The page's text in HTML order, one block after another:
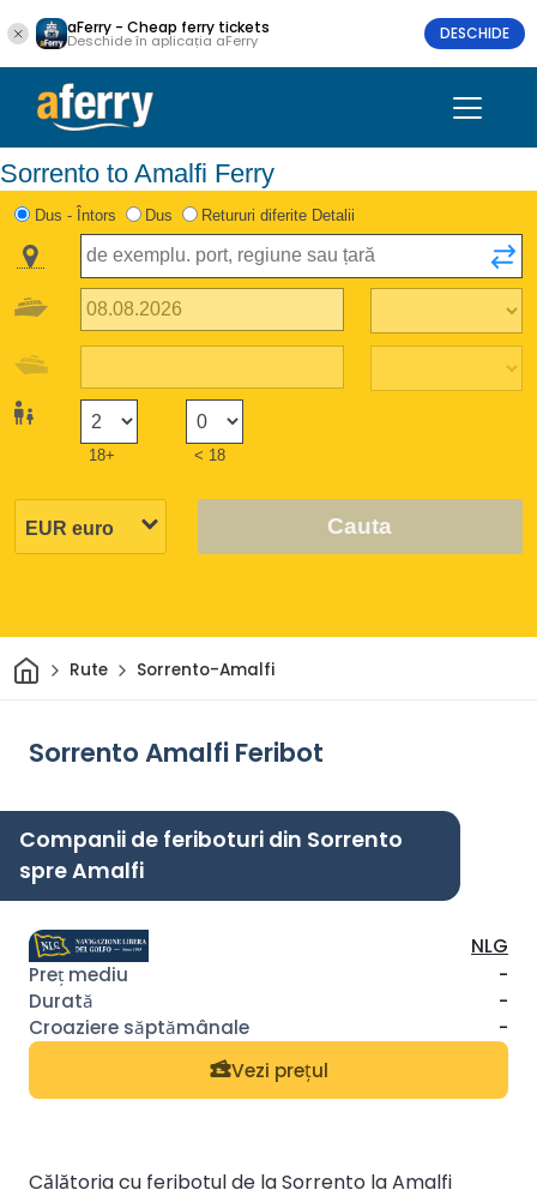
aFerry - Cheap ferry tickets
Deschide în aplicația aFerry DESCHIDE
Sorrento to Amalfi Ferry
Dus - Întors Dus Retururi diferite Detalii
18+ < 18
Cauta
AcasăRute Sorrento-Amalfi
Sorrento Amalfi Feribot
Companii de feriboturi din Sorrento
spre Amalfi
NLG
-
-
-
Vezi prețul
Călătoria cu feribotul de la Sorrento la Amalfi